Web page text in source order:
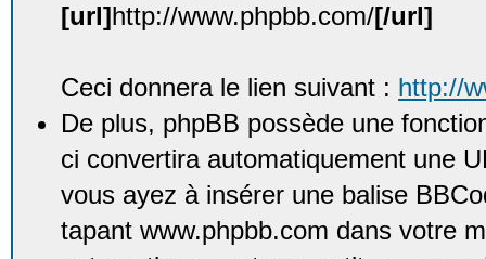
[url]http://www.phpbb.com/[/url]
Ceci donnera le lien suivant : http://
De plus, phpBB possède une
ci convertira automatiquement une
vous ayez à insérer une balise
tapant www.phpbb.com dans votre